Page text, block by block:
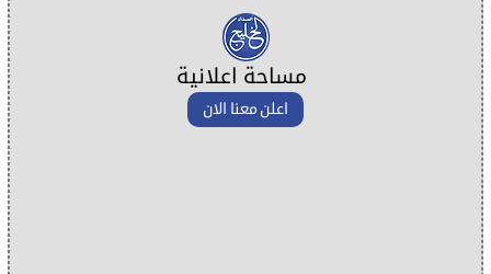
مساحة اعلانية
اعلن معنا الان